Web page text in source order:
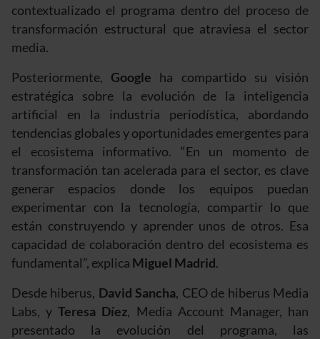
contextualizado el programa dentro del proceso de
transformación estructural que atraviesa el sector
media.
Posteriormente, Google ha compartido su visión
estratégica sobre la evolución de la inteligencia
artificial en la industria periodística, abordando
tendencias globales y oportunidades emergentes para
el ecosistema informativo. “En un momento de
transformación tan acelerada para el sector, es clave
generar espacios donde los equipos puedan
experimentar con la tecnología, compartir lo que
están construyendo y aprender unos de otros. Esa
capacidad de colaboración dentro del ecosistema es
fundamental”, explica Miguel Madrid.
Desde hiberus, David Sancha, CEO de hiberus Media
Labs, yTeresa Díez, Media Account Manager, han
presentado la evolución del programa, las